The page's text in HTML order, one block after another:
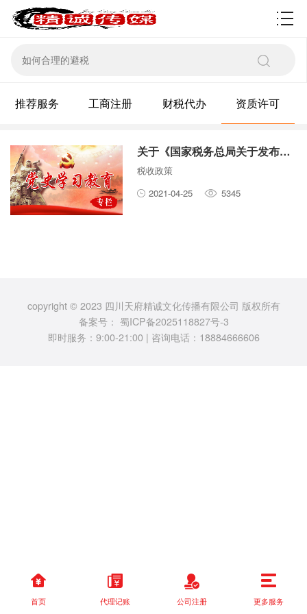
资质许可
推荐服务 工商注册 财税代办 资质许可
关于《国家税务总局关于发布＜税务行政处罚“首违不罚”事项清单
税收政策
2021-04-25
5345
copyright © 2023 四川天府精诚文化传播有限公司 版权所有
备案号： 蜀ICP备2025118827号-3
即时服务：9:00-21:00 | 咨询电话：18884666606
首页 代理记账 公司注册 更多服务